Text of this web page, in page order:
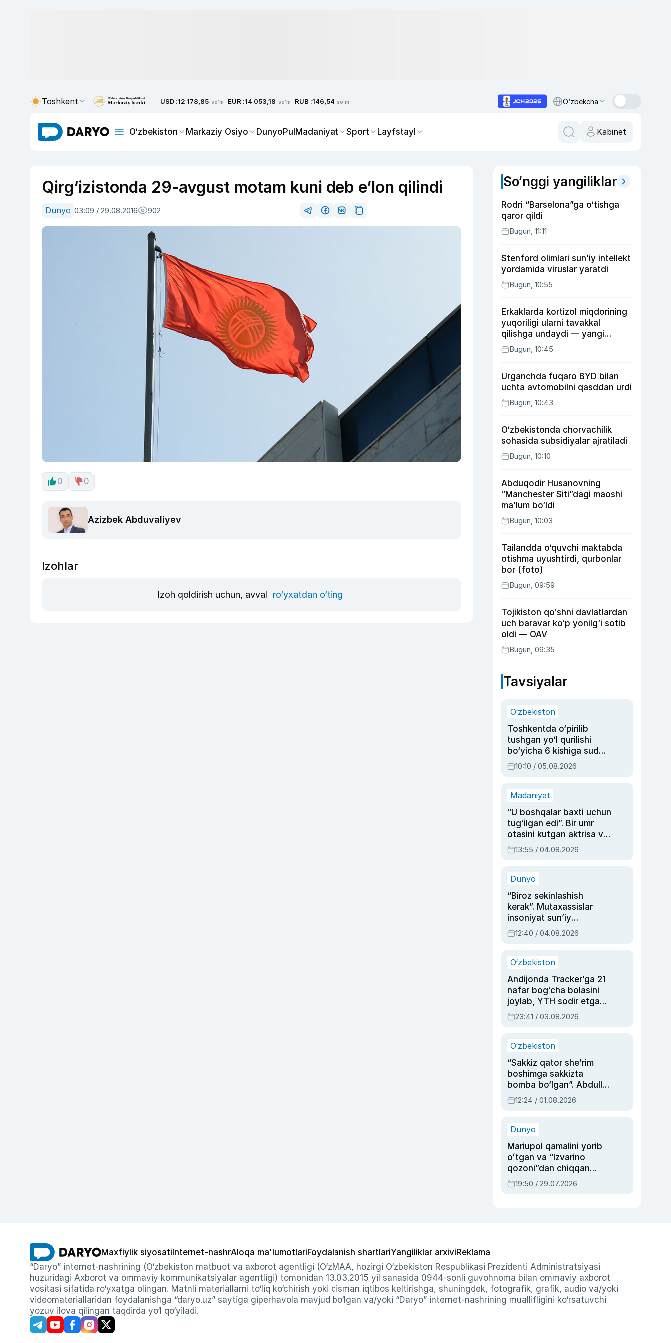
Toshkent USD :12 178,85 so'm EUR :14 053,18 so'm RUB :146,54 so'm O‘zbekcha
O‘zbekiston Markaziy Osiyo DunyoPulMadaniyat Sport Layfstayl Kabinet
Qirg‘izistonda 29-avgust motam kuni deb e’lon qilindi
Dunyo 03:09 / 29.08.2016 902
0 0
Azizbek Abduvaliyev
Izohlar
Izoh qoldirish uchun, avval ro‘yxatdan o‘ting
So‘nggi yangiliklar
Rodri “Barselona”ga o‘tishga
qaror qildi
Bugun, 11:11
Stenford olimlari sun’iy intellekt
yordamida viruslar yaratdi
Bugun, 10:55
Erkaklarda kortizol miqdorining
yuqoriligi ularni tavakkal
qilishga undaydi — yangi
tadqiqot
Bugun, 10:45
Urganchda fuqaro BYD bilan
uchta avtomobilni qasddan urdi
Bugun, 10:43
O‘zbekistonda chorvachilik
sohasida subsidiyalar ajratiladi
Bugun, 10:10
Abduqodir Husanovning
“Manchester Siti”dagi maoshi
ma’lum bo‘ldi
Bugun, 10:03
Tailandda o‘quvchi maktabda
otishma uyushtirdi, qurbonlar
bor (foto)
Bugun, 09:59
Tojikiston qo‘shni davlatlardan
uch baravar ko‘p yonilg‘i sotib
oldi — OAV
Bugun, 09:35
Tavsiyalar
O‘zbekiston
Toshkentda o‘pirilib
tushgan yo‘l qurilishi
bo‘yicha 6 kishiga sud
hukmi o‘qildi
10:10 / 05.08.2026
Madaniyat
“U boshqalar baxti uchun
tug‘ilgan edi”. Bir umr
otasini kutgan aktrisa va
dublyaj ustasi Rimma
Ahmedovaning
13:55 / 04.08.2026
Dunyo
“Biroz sekinlashish
kerak”. Mutaxassislar
insoniyat sun’iy
intellektni boshqara
olmay qolishidan xavotir
12:40 / 04.08.2026
O‘zbekiston
Andijonda Tracker’ga 21
nafar bog‘cha bolasini
joylab, YTH sodir etgan
ayolga sud hukmi o‘qildi
23:41 / 03.08.2026
O‘zbekiston
“Sakkiz qator she’rim
boshimga sakkizta
bomba bo‘lgan”. Abdulla
Oripovni siyosiy
ayblovlardan asrab
12:24 / 01.08.2026
Dunyo
Mariupol qamalini yorib
oʻtgan va “Izvarino
qozoni”dan chiqqan
qahramon — Ukraina
armiyasi bosh
19:50 / 29.07.2026
Maxfiylik siyosati Internet-nashrAloqa ma'lumotlariFoydalanish shartlariYangiliklar arxiviReklama
“Daryo” internet-nashrining (O‘zbekiston matbuot va axborot agentligi (O‘zMAA, hozirgi O‘zbekiston Respublikasi Prezidenti Administratsiyasi
huzuridagi Axborot va ommaviy kommunikatsiyalar agentligi) tomonidan 13.03.2015 yil sanasida 0944-sonli guvohnoma bilan ommaviy axborot
vositasi sifatida ro‘yxatga olingan. Matnli materiallarni to‘liq ko‘chirish yoki qisman iqtibos keltirishga, shuningdek, fotografik, grafik, audio va/yoki
videomateriallaridan foydalanishga “daryo.uz” saytiga giperhavola mavjud bo‘lgan va/yoki “Daryo” internet-nashrining muallifligini ko‘rsatuvchi
yozuv ilova qilingan taqdirda yo‘l qo‘yiladi.